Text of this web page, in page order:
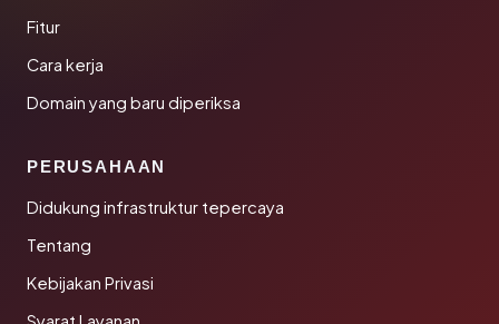
Fitur
Cara kerja
Domain yang baru diperiksa
PERUSAHAAN
Didukung infrastruktur tepercaya
Tentang
Kebijakan Privasi